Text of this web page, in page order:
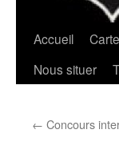
Accueil
Nous situer
← Concours